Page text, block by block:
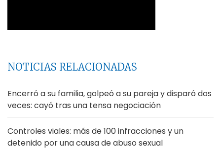
NOTICIAS RELACIONADAS
Encerró a su familia, golpeó a su pareja y disparó dos
veces: cayó tras una tensa negociación
Controles viales: más de 100 infracciones y un
detenido por una causa de abuso sexual